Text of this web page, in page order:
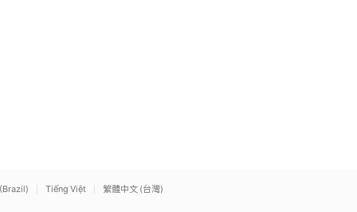
Tiếng Việt 繁體中文 (台灣)